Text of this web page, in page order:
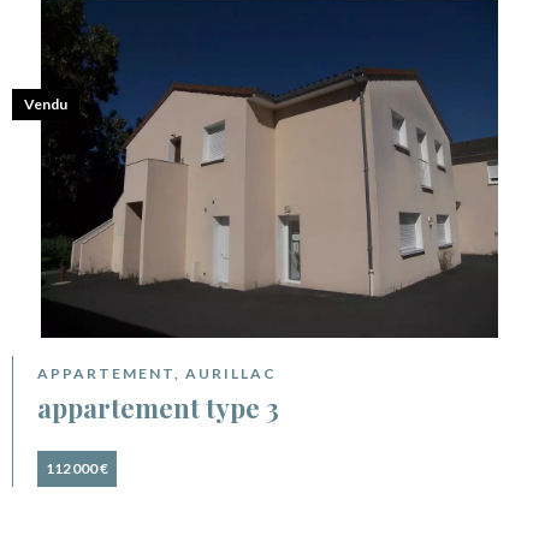
APPARTEMENT, AURILLAC
appartement type 3
112 000 €
Vendu